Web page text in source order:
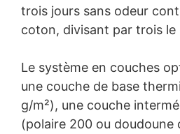
trois jours sans odeur
coton, divisant par trois le
Le système en couches
une couche de base
g/m²), une couche
(polaire 200 ou doudoune